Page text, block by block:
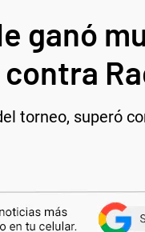
ganó
torneo, superó